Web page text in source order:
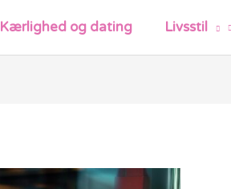
Kærlighed og dating Livsstil